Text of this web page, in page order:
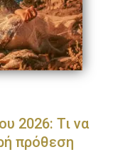
2026: Τι να
πρόθεση